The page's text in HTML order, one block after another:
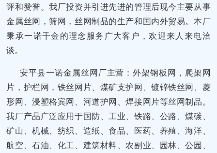
评和赞誉。我厂投资并引进先进的管理后现今主要从事
金属丝网，筛网，丝网制品的生产和国内外贸易。本厂
秉承一诺千金的理念服务广大客户，欢迎来人来电洽
谈。
安平县一诺金属丝网厂主营：外架钢板网，爬架网
片，护栏网，铁丝网片、煤矿支护网、镀锌铁丝网、菱
形网、浸塑格宾网、河道护网、焊接网片等丝网制品。
我厂产品广泛应用于国防、工业、铁路、公路、煤碳、
矿山、机械、纺织、造纸、食品、医药、养殖、海洋、
航空、石油、化工、建筑材料、农副业、园林、公园、